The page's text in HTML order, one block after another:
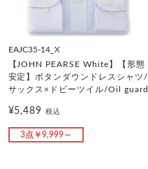
EAJC35-14_X
【JOHN PEARSE White】【形態
安定】ボタンダウンドレスシャツ/
サックス×ドビーツイル/Oil guard
¥5,489税込
3点￥9,999～